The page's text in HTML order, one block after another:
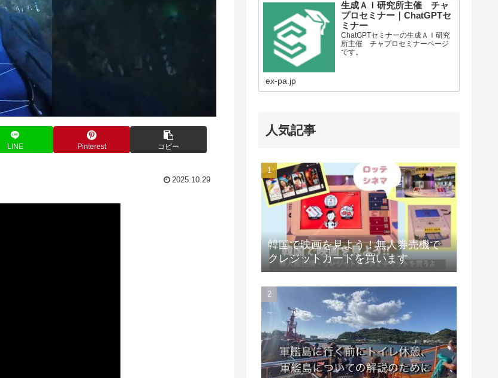
LINE Pinterest コピー
2025.10.29
生成ＡＩ研究所主催 チャ
プロセミナー｜ChatGPTセ
ミナー
ChatGPTセミナーの生成ＡＩ研究
所主催 チャプロセミナーページ
です。
ex-pa.jp
人気記事
韓国で映画を見よう！無人券売機で
クレジットカードを買います